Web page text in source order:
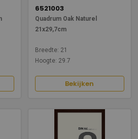
6521003
Quadrum Oak Naturel
21x29,7cm
Breedte: 21
Hoogte: 29.7
Bekijken